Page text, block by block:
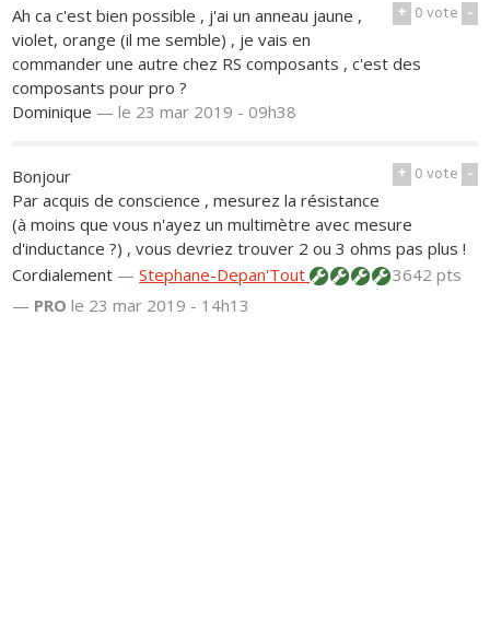
+ 0vote -
Ah ca c'est bien possible , j'ai un anneau jaune ,
violet, orange (il me semble) , je vais en
commander une autre chez RS composants , c'est des
composants pour pro ?
Dominique —le 23 mar 2019 - 09h38
+ 0vote -
Bonjour
Par acquis de conscience , mesurez la résistance
(à moins que vous n'ayez un multimètre avec mesure
d'inductance ?) , vous devriez trouver 2 ou 3 ohms pas plus !
Cordialement —Stephane-Depan'Tout
3642 pts
— PRO le 23 mar 2019 - 14h13